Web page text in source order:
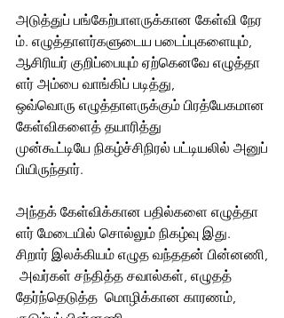
அடுத்துப் பங்கேற்பாளருக்கான கேள்வி நேர
ம். எழுத்தாளர்களுடைய படைப்புகளையும்,
ஆசிரியர் குறிப்பையும் ஏற்கெனவே எழுத்தா
ளர் அம்பை வாங்கிப் படித்து,
ஒவ்வொரு எழுத்தாளருக்கும் பிரத்யேகமான
கேள்விகளைத் தயாரித்து
முன்கூட்டியே நிகழ்ச்சிநிரல் பட்டியலில் அனுப்
பியிருந்தார்.
அந்தக் கேள்விக்கான பதில்களை எழுத்தா
ளர் மேடையில் சொல்லும் நிகழ்வு இது.
சிறார் இலக்கியம் எழுத வந்ததன் பின்னணி,
அவர்கள் சந்தித்த சவால்கள், எழுதத்
தேர்ந்தெடுத்த  மொழிக்கான காரணம்,